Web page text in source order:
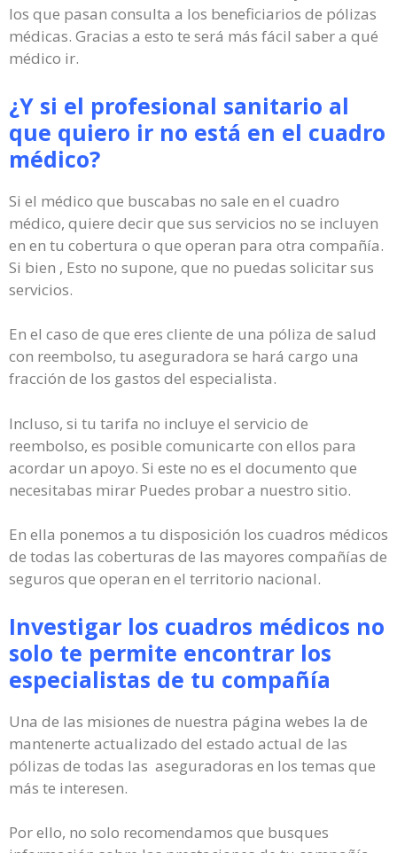
los que pasan consulta a los beneficiarios de pólizas
médicas. Gracias a esto te será más fácil saber a qué
médico ir.
¿Y si el profesional sanitario al
que quiero ir no está en el cuadro
médico?
Si el médico que buscabas no sale en el cuadro
médico, quiere decir que sus servicios no se incluyen
en en tu cobertura o que operan para otra compañía.
Si bien , Esto no supone, que no puedas solicitar sus
servicios.
En el caso de que eres cliente de una póliza de salud
con reembolso, tu aseguradora se hará cargo una
fracción de los gastos del especialista.
Incluso, si tu tarifa no incluye el servicio de
reembolso, es posible comunicarte con ellos para
acordar un apoyo. Si este no es el documento que
necesitabas mirar Puedes probar a nuestro sitio.
En ella ponemos a tu disposición los cuadros médicos
de todas las coberturas de las mayores compañías de
seguros que operan en el territorio nacional.
Investigar los cuadros médicos no
solo te permite encontrar los
especialistas de tu compañía
Una de las misiones de nuestra página webes la de
mantenerte actualizado del estado actual de las
pólizas de todas las aseguradoras en los temas que
más te interesen.
Por ello, no solo recomendamos que busques